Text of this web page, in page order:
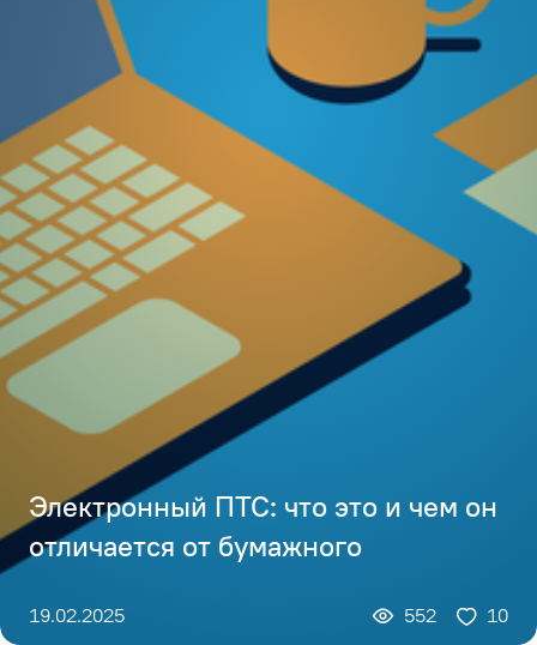
Электронный ПТС: что это и чем он
отличается от бумажного
19.02.2025 552 10